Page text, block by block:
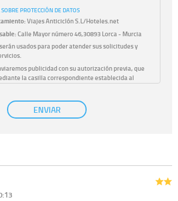
PROTECCIÓN DE DATOS
Viajes Anticiclón S.L/Hoteles.net
Calle Mayor número 46,30893 Lorca - Murcia
usados para poder atender sus solicitudes y
publicidad con su autorización previa, que
la casilla correspondiente establecida al
trataremos sus datos con su consentimiento
mediante la casilla correspondiente
a saber qué información tenemos sobre usted,
página web.
ENVIAR